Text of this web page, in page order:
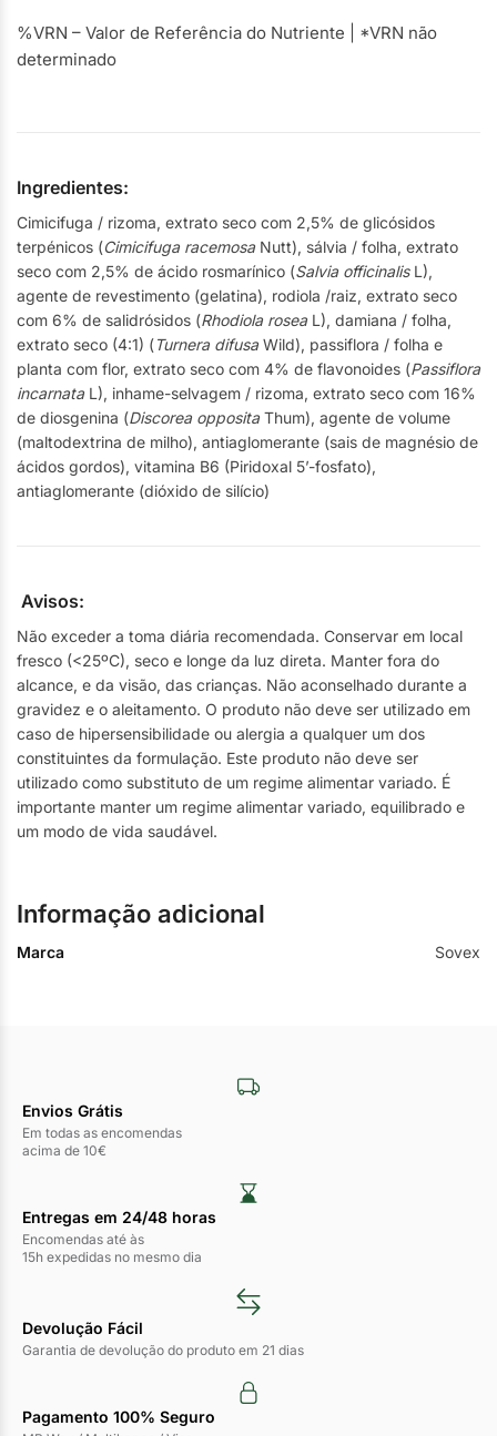
%VRN – Valor de Referência do Nutriente | *VRN não
determinado
Ingredientes:
Cimicifuga / rizoma, extrato seco com 2,5% de glicósidos
terpénicos (Cimicifuga racemosa Nutt), sálvia / folha, extrato
seco com 2,5% de ácido rosmarínico (Salvia officinalisL),
agente de revestimento (gelatina), rodiola /raiz, extrato seco
com 6% de salidrósidos (Rhodiola rosea L), damiana / folha,
extrato seco (4:1) (Turnera difusa Wild), passiflora / folha e
planta com flor, extrato seco com 4% de flavonoides (Passiflora
incarnata L), inhame-selvagem / rizoma, extrato seco com 16%
de diosgenina (Discorea opposita Thum), agente de volume
(maltodextrina de milho), antiaglomerante (sais de magnésio de
ácidos gordos), vitamina B6 (Piridoxal 5’-fosfato),
antiaglomerante (dióxido de silício)
Avisos:
Não exceder a toma diária recomendada. Conservar em local
fresco (<25ºC), seco e longe da luz direta. Manter fora do
alcance, e da visão, das crianças. Não aconselhado durante a
gravidez e o aleitamento. O produto não deve ser utilizado em
caso de hipersensibilidade ou alergia a qualquer um dos
constituintes da formulação. Este produto não deve ser
utilizado como substituto de um regime alimentar variado. É
importante manter um regime alimentar variado, equilibrado e
um modo de vida saudável.
Informação adicional
Marca Sovex
Envios Grátis
Em todas as encomendas
acima de 10€
Entregas em 24/48 horas​
Encomendas até às
15h expedidas no mesmo dia
Devolução Fácil
Garantia de devolução do produto em 21 dias
Pagamento 100% Seguro